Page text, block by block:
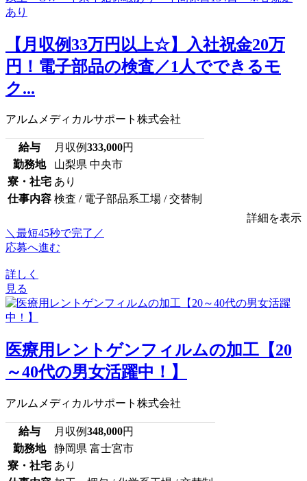
【月収例33万円以上☆】入社祝金20万
円！電子部品の検査／1人でできるモ
ク...
アルムメディカルサポート株式会社
給与 月収例333,000円
勤務地
山梨県 中央市
寮・社宅 あり
仕事内容 検査 / 電子部品系工場 / 交替制
詳細を表示
＼最短45秒で完了／
応募へ進む
詳しく
見る
医療用レントゲンフィルムの加工【20
～40代の男女活躍中！】
アルムメディカルサポート株式会社
給与 月収例348,000円
勤務地
静岡県 富士宮市
寮・社宅 あり